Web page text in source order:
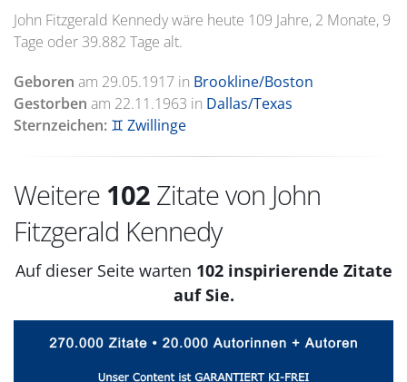
John Fitzgerald Kennedy wäre heute 109 Jahre, 2 Monate, 9
Tage oder 39.882 Tage alt.
Geboren am 29.05.1917 in Brookline/Boston
Gestorben am 22.11.1963 in Dallas/Texas
Sternzeichen: ♊ Zwillinge
Weitere 102 Zitate von John
Fitzgerald Kennedy
Auf dieser Seite warten 102 inspirierende Zitate
auf Sie.